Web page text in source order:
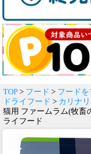
TOP > フード > フード
ドライフード > カリナ
猫用 ファームラム(牧畜
ライフード